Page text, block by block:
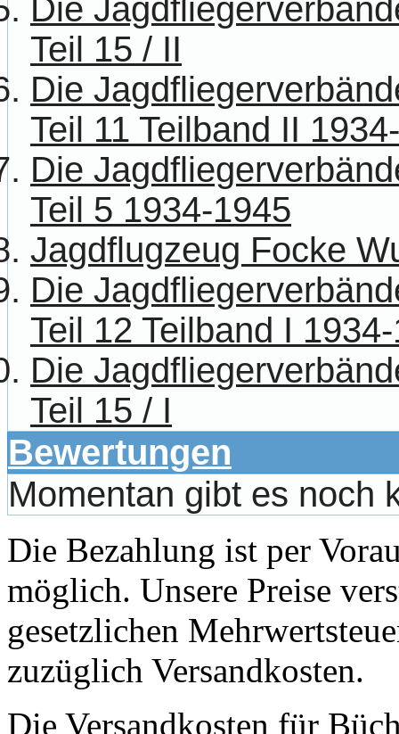
Die
Teil 15 / II
Die
Teil 11 Teilband II
Die
Teil 5 1934-1945
Jagdflugzeug Focke
Die
Teil 12 Teilband I
Die
Teil 15 / I
Bewertungen
Momentan gibt es noch
Die Bezahlung ist per
möglich. Unsere Preise
gesetzlichen
zuzüglich Versandkosten.
Die Versandkosten für